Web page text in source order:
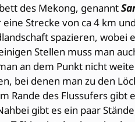
des Mekong, genannt
Strecke von ca 4 km
spazieren, wobei
Stellen muss man
an dem Punkt nicht
bei denen man zu den
Rande des Flussufers gibt
gibt es ein paar